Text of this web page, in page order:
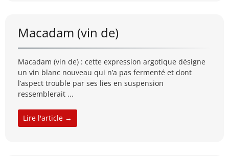
Macadam (vin de)
Macadam (vin de) : cette expression argotique désigne
un vin blanc nouveau qui n’a pas fermenté et dont
l’aspect trouble par ses lies en suspension
ressemblerait ...
Lire l'article →